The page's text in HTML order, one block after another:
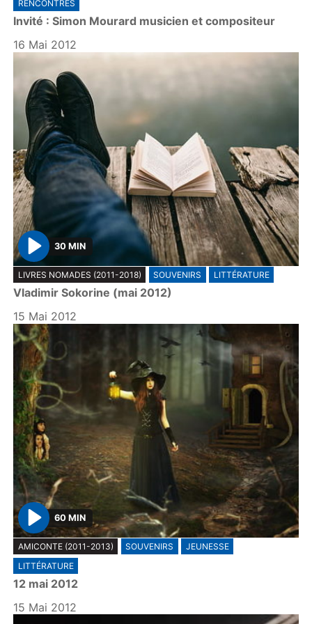
a
y
RENCONTRES
Invité : Simon Mourard musicien et compositeur
16 Mai 2012
P
l
a
y
30 MIN
LIVRES NOMADES (2011-2018) SOUVENIRS LITTÉRATURE
Vladimir Sokorine (mai 2012)
15 Mai 2012
P
l
a
y
60 MIN
AMICONTE (2011-2013) SOUVENIRS
JEUNESSE
LITTÉRATURE
12 mai 2012
15 Mai 2012